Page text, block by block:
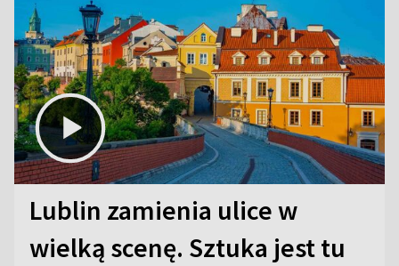
Lublin zamienia ulice w
wielką scenę. Sztuka jest tu